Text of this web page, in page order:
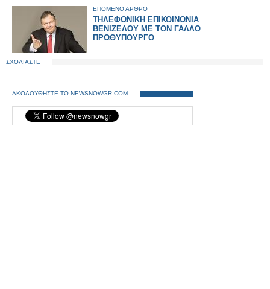
ΕΠΟΜΕΝΟ ΑΡΘΡΟ
ΤΗΛΕΦΩΝΙΚΗ ΕΠΙΚΟΙΝΩΝΙΑ
ΒΕΝΙΖΕΛΟΥ ΜΕ ΤΟΝ ΓΑΛΛΟ
ΠΡΩΘΥΠΟΥΡΓΟ
ΣΧΟΛΙΑΣΤΕ
ΑΚΟΛΟΥΘΗΣΤΕ ΤΟ NEWSNOWGR.COM